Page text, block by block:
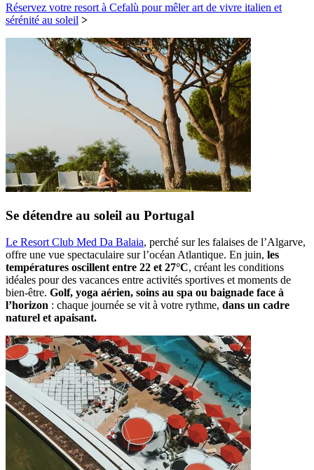
Réservez votre resort à Cefalù pour mêler art de vivre italien et
sérénité au soleil >
Se détendre au soleil au Portugal
Le Resort Club Med Da Balaia, perché sur les falaises de l’Algarve,
offre une vue spectaculaire sur l’océan Atlantique. En juin, les
températures oscillent entre 22 et 27°C, créant les conditions
idéales pour des vacances entre activités sportives et moments de
bien-être. Golf, yoga aérien, soins au spa ou baignade face à
l’horizon : chaque journée se vit à votre rythme, dans un cadre
naturel et apaisant.